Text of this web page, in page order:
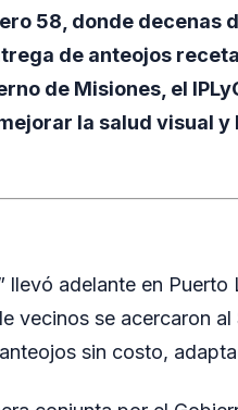
58, donde decenas
de anteojos
de Misiones, el
la salud visual
llevó adelante en
vecinos se acercaron
sin costo,